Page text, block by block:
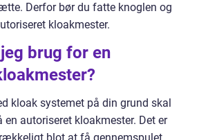
Derfor bør du fatte knoglen og
kloakmester.
brug for en
kloak systemet på din grund skal
autoriseret kloakmester. Det er